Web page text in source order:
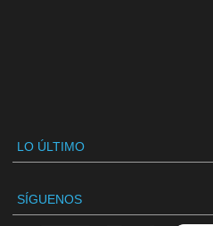
LO ÚLTIMO
SÍGUENOS